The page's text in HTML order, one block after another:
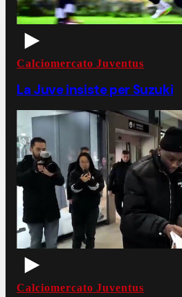
Calciomercato Juventus
La Juve insiste per Suzuki
Calciomercato Juventus